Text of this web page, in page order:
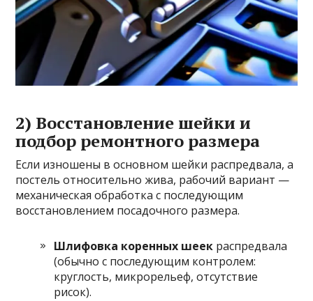
2) Восстановление шейки и
подбор ремонтного размера
Если изношены в основном шейки распредвала, а
постель относительно жива, рабочий вариант —
механическая обработка с последующим
восстановлением посадочного размера.
Шлифовка коренных шеек распредвала
(обычно с последующим контролем:
круглость, микрорельеф, отсутствие
рисок).